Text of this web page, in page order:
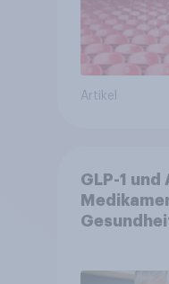
Artikel
GLP-1 und